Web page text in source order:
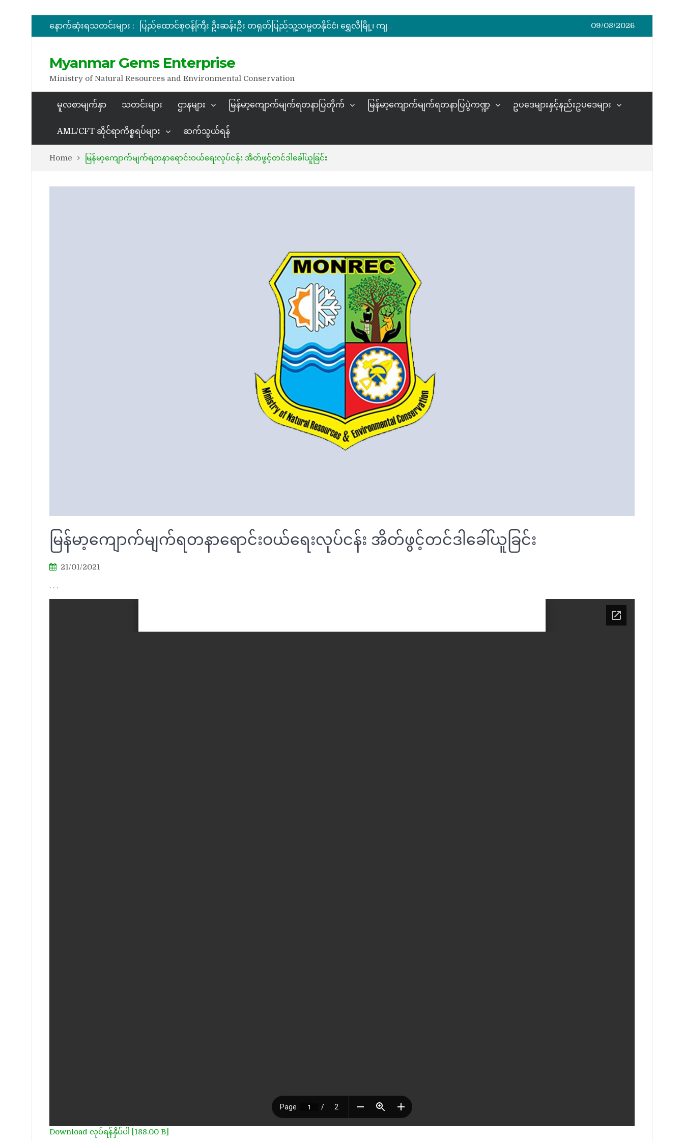
နောက်ဆုံးရသတင်းများ :
မြန်မာ့ကျောက်မျက်ရတနာပြပွဲ ဗဟိုကော်မတီ (ပထမအကြိမ်)အစည်းအဝေး ကျင်းပ
ပြည်ထောင်စုဝန်ကြီး ဦးဆန်းဦး တရုတ်ပြည်သူ့သမ္မတနိုင်ငံ၊ ရွှေလီမြို့၊ ကျယ်ဂေါင်နယ်စပ်ကုန်သွယ်ရေးဇုန်တွင် မြန်မာ့ကျောက်မျက်ရတနာပြပွဲ တက်ရောက်ဖွင့်လှစ်
နိုင်ငံတော်သမ္မတ ဦးမင်းအောင်လှိုင် မိုးကုတ်ရတနာမြေမှရှာဖွေတွေ့ရှိသည့် ထူးခြားလှပပြီး အရွယ်အစားကြီးမားသည့် နီလာအရိုင်းတုံးကြီးအားကြည့်ရှု
09/08/2026
Myanmar Gems Enterprise
Ministry of Natural Resources and Environmental Conservation
မူလစာမျက်နှာ သတင်းများ ဌာနများ မြန်မာ့ကျောက်မျက်ရတနာပြတိုက် မြန်မာ့ကျောက်မျက်ရတနာပြပွဲကဏ္ဍ ဥပဒေများနှင့်နည်းဥပဒေများ
AML/CFT ဆိုင်ရာကိစ္စရပ်များ ဆက်သွယ်ရန်
Home မြန်မာ့ကျောက်မျက်ရတနာရောင်းဝယ်ရေးလုပ်ငန်း အိတ်ဖွင့်တင်ဒါခေါ်ယူခြင်း
မြန်မာ့ကျောက်မျက်ရတနာရောင်းဝယ်ရေးလုပ်ငန်း အိတ်ဖွင့်တင်ဒါခေါ်ယူခြင်း
21/01/2021
. . .
Download လုပ်ရန်နှိပ်ပါ [188.00 B]